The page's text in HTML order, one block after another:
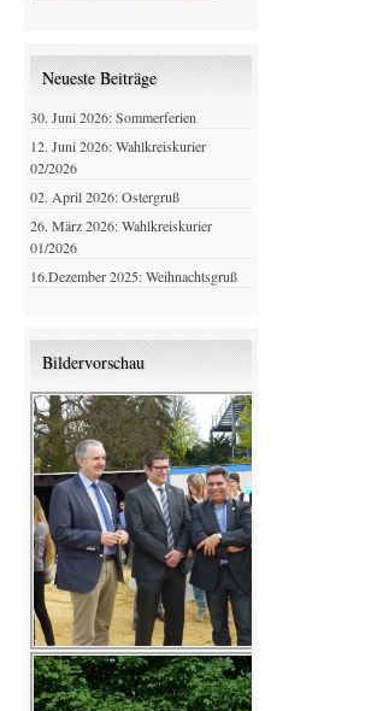
Neueste Beiträge
30. Juni 2026: Sommerferien
12. Juni 2026: Wahlkreiskurier
02/2026
02. April 2026: Ostergruß
26. März 2026: Wahlkreiskurier
01/2026
16.Dezember 2025: Weihnachtsgruß
Bildervorschau